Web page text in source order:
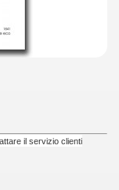
il servizio clienti